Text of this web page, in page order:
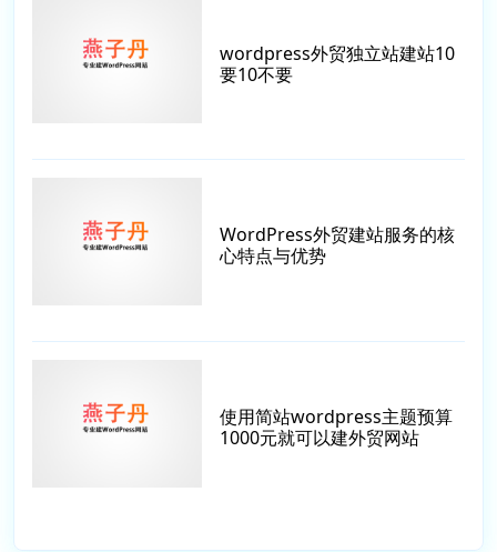
wordpress外贸独立站建站10
要10不要
WordPress外贸建站服务的核
心特点与优势
使用简站wordpress主题预算
1000元就可以建外贸网站